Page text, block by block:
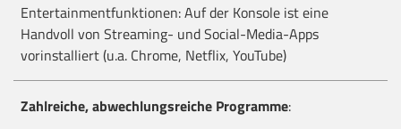
Entertainmentfunktionen: Auf der Konsole ist eine
Handvoll von Streaming- und Social-Media-Apps
vorinstalliert (u.a. Chrome, Netflix, YouTube)
Zahlreiche, abwechlungsreiche Programme: